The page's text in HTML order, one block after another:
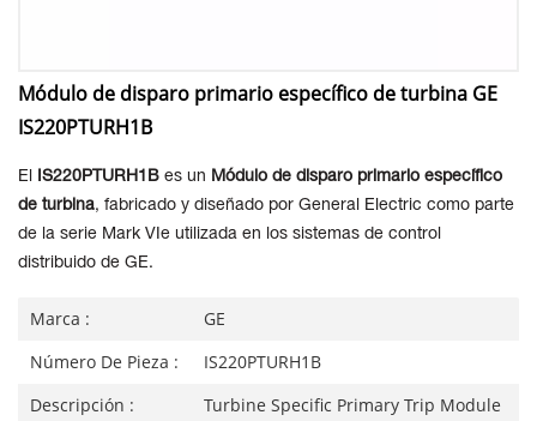
Módulo de disparo primario específico de turbina GE
IS220PTURH1B
El IS220PTURH1B es un Módulo de disparo primario específico
de turbina, fabricado y diseñado por General Electric como parte
de la serie Mark VIe utilizada en los sistemas de control
distribuido de GE.
Marca :
GE
Número De Pieza :
IS220PTURH1B
Descripción :
Turbine Specific Primary Trip Module